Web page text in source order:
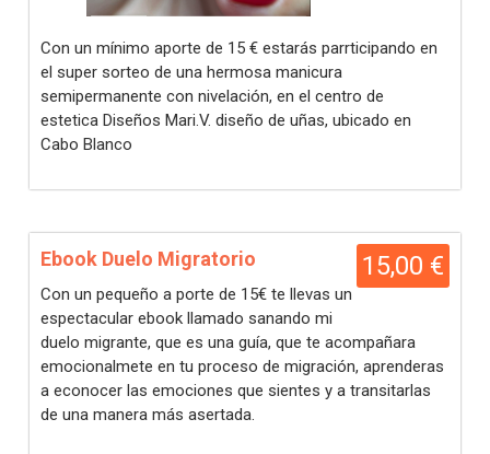
Con un mínimo aporte de 15 € estarás parrticipando en
el super sorteo de una hermosa manicura
semipermanente con nivelación, en el centro de
estetica Diseños Mari.V. diseño de uñas, ubicado en
Cabo Blanco
15,00 €
Ebook Duelo Migratorio
Con un pequeño a porte de 15€ te llevas un
espectacular ebook llamado sanando mi
duelo migrante, que es una guía, que te acompañara
emocionalmete en tu proceso de migración, aprenderas
a econocer las emociones que sientes y a transitarlas
de una manera más asertada.